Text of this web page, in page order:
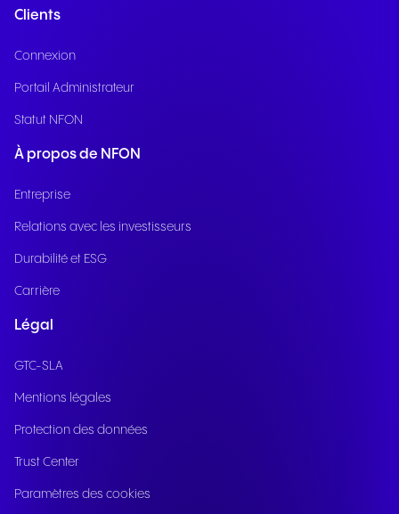
Clients
Connexion
Portail Administrateur
Statut NFON
À propos de NFON
Entreprise
Relations avec les investisseurs
Durabilité et ESG
Carrière
Légal
GTC-SLA
Mentions légales
Protection des données
Trust Center
Paramètres des cookies